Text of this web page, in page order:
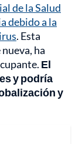
de la Salud
debido a la
. Esta
ha
El
y podría
y